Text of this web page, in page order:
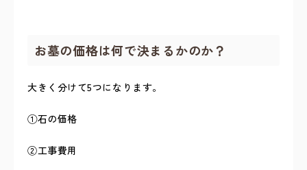
お墓の価格は何で決まるかのか？
大きく分けて5つになります。
①石の価格
②工事費用